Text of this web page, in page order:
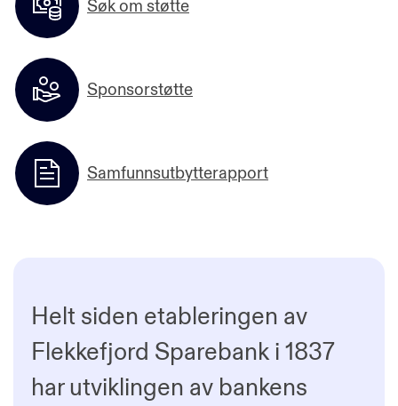
Søk om støtte
Sponsorstøtte
Samfunnsutbytterapport
Helt siden etableringen av
Flekkefjord Sparebank i 1837
har utviklingen av bankens